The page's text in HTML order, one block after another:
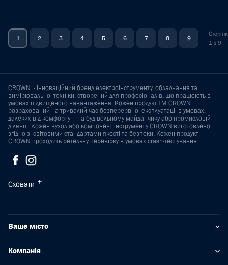
1 2 3 4 5 6 7 8 9
1 з 9
CROWN - інноваційний бренд електроінструменту, обладнання та
вимірювальної техніки, створений для професіоналів, що працюють в
умовах підвищеного навантаження. Кожен продукт ТМ CROWN
розрахований на тривалий час безперервної експлуатації в умовах,
далеких від комфорту – на будівельному майданчику або промисловій
ділянці. Кожен вузол або компонент інструменту CROWN виготовлено
згідно зі світовими стандартами якості та безпеки. Кожен продукт
CROWN проходить ретельну перевірку в умовах crash-тестування.
Сховати
Ваше місто
Компанія